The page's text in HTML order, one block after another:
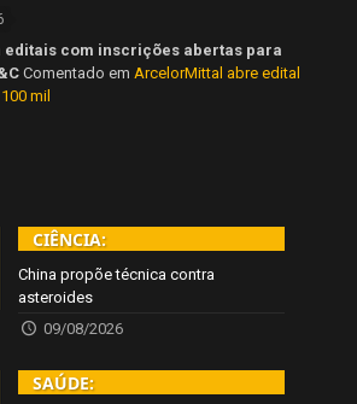
editais com inscrições abertas para
Comentado em ArcelorMittal abre edital
mil
CIÊNCIA:
China propõe técnica contra
asteroides
09/08/2026
SAÚDE: